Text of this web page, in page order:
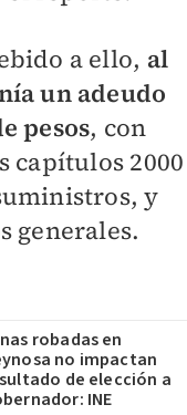
a ello, al
un adeudo
pesos, con
capítulos 2000
y
generales.
robadas en
no impactan
de elección a
INE